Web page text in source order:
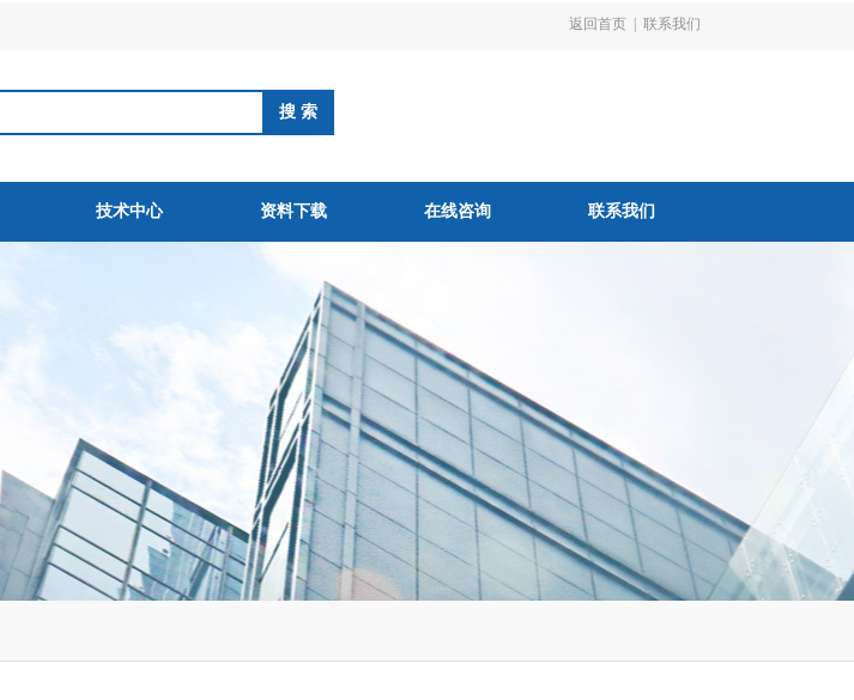
返回首页 联系我们
技术中心 资料下载 在线咨询 联系我们